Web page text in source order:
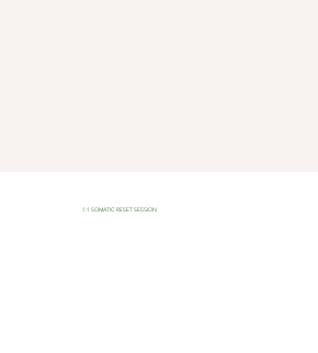
1:1 SOMATIC RESET SESSION